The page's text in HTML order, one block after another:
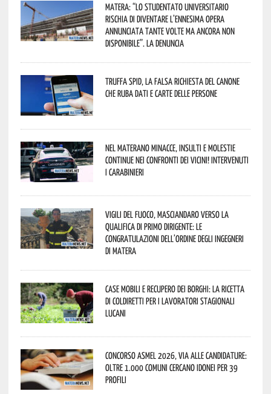
Matera: “Lo studentato universitario
rischia di diventare l’ennesima opera
annunciata tante volte ma ancora non
disponibile”. La denuncia
Truffa Spid, la falsa richiesta del canone
che ruba dati e carte delle persone
Nel materano minacce, insulti e molestie
continue nei confronti dei vicini! Intervenuti
i Carabinieri
Vigili del Fuoco, Masciandaro verso la
qualifica di Primo Dirigente: le
congratulazioni dell’Ordine degli Ingegneri
di Matera
Case mobili e recupero dei borghi: la ricetta
di Coldiretti per i lavoratori stagionali
lucani
Concorso Asmel 2026, via alle candidature:
oltre 1.000 Comuni cercano idonei per 39
profili